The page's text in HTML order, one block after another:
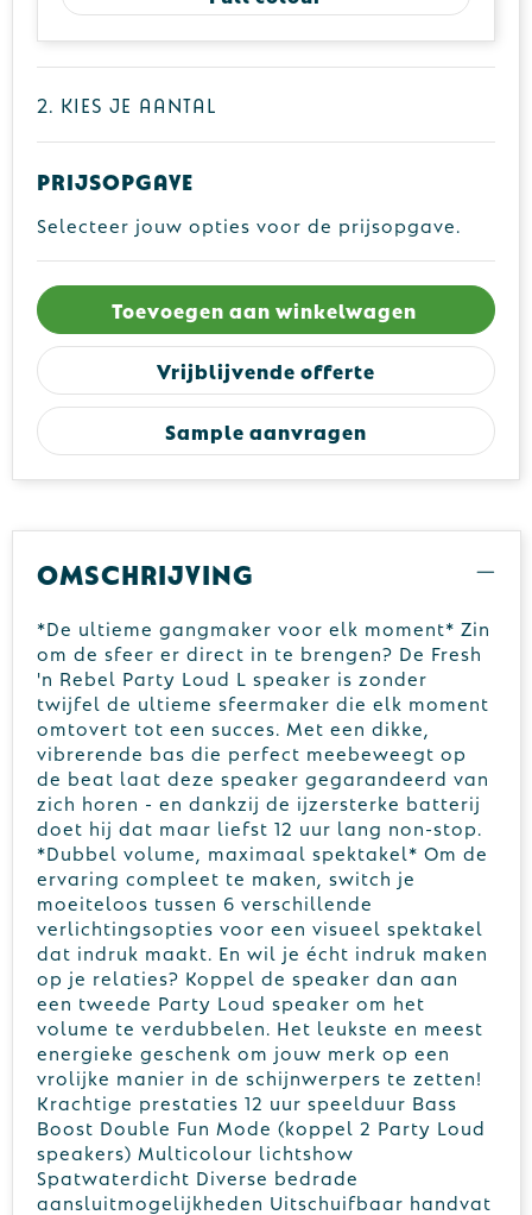
2. Kies je aantal
Prijsopgave
Selecteer jouw opties voor de prijsopgave.
Toevoegen aan winkelwagen
Vrijblijvende offerte
Sample aanvragen
Omschrijving
*De ultieme gangmaker voor elk moment* Zin
om de sfeer er direct in te brengen? De Fresh
'n Rebel Party Loud L speaker is zonder
twijfel de ultieme sfeermaker die elk moment
omtovert tot een succes. Met een dikke,
vibrerende bas die perfect meebeweegt op
de beat laat deze speaker gegarandeerd van
zich horen - en dankzij de ijzersterke batterij
doet hij dat maar liefst 12 uur lang non-stop.
*Dubbel volume, maximaal spektakel* Om de
ervaring compleet te maken, switch je
moeiteloos tussen 6 verschillende
verlichtingsopties voor een visueel spektakel
dat indruk maakt. En wil je écht indruk maken
op je relaties? Koppel de speaker dan aan
een tweede Party Loud speaker om het
volume te verdubbelen. Het leukste en meest
energieke geschenk om jouw merk op een
vrolijke manier in de schijnwerpers te zetten!
Krachtige prestaties 12 uur speelduur Bass
Boost Double Fun Mode (koppel 2 Party Loud
speakers) Multicolour lichtshow
Spatwaterdicht Diverse bedrade
aansluitmogelijkheden Uitschuifbaar handvat